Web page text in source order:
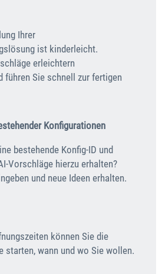
Ihrer
ist kinderleicht.
erleichtern
führen Sie schnell zur fertigen
Konfigurationen
bestehende Konfig-ID und
Vorschläge hierzu erhalten?
und neue Ideen erhalten.
können Sie die
starten, wann und wo Sie wollen.